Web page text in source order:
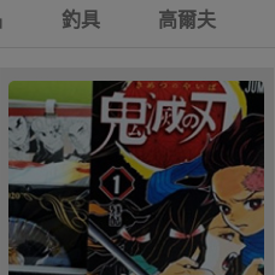
釣具 高爾夫